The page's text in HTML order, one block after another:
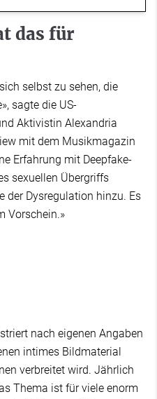
das für
selbst zu sehen, die
sagte die US-
Aktivistin Alexandria
mit dem Musikmagazin
Erfahrung mit Deepfake-
sexuellen Übergriffs
der Dysregulation hinzu. Es
Vorschein.»
nach eigenen Angaben
intimes Bildmaterial
verbreitet wird. Jährlich
Thema ist für viele enorm